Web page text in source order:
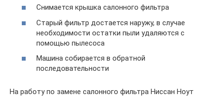
Снимается крышка салонного фильтра
Старый фильтр достается наружу, в случае
необходимости остатки пыли удаляются с
помощью пылесоса
Машина собирается в обратной
последовательности
На работу по замене салонного фильтра Ниссан Ноут